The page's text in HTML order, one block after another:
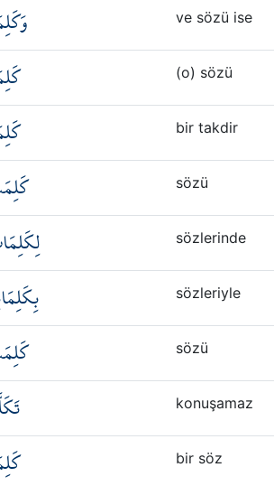
ve sözü ise
(o) sözü
bir takdir
sözü
sözlerinde
sözleriyle
sözü
konuşamaz
bir söz